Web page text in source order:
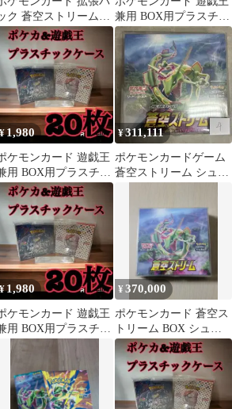
ク 蒼空ストリーム
兼用 BOX用プラスチッ
クケース ボックスロ
ーダー42
¥1,980
ケモンカード 遊戯王
用 BOX用プラスチッ
ケース ボックスロ
ダー43
¥311,111
ポケモンカードゲーム
蒼空ストリーム シュリ
¥1,980
ケモンカード 遊戯王
用 BOX用プラスチッ
¥370,000
ポケモンカード 蒼空ス
トリーム BOX シュリ
ンク付き